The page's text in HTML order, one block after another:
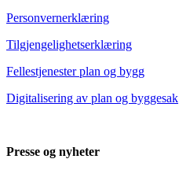
Personvernerklæring
Tilgjengelighetserklæring
Fellestjenester plan og bygg
Digitalisering av plan og byggesak
Presse og nyheter